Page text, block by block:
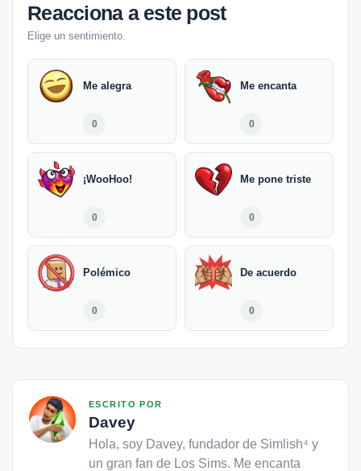
Reacciona a este post
Elige un sentimiento.
Me alegra
0
Me encanta
0
¡WooHoo!
0
Me pone triste
0
Polémico
0
De acuerdo
0
ESCRITO POR
Davey
Hola, soy Davey, fundador de Simlish⁴ y
un gran fan de Los Sims. Me encanta